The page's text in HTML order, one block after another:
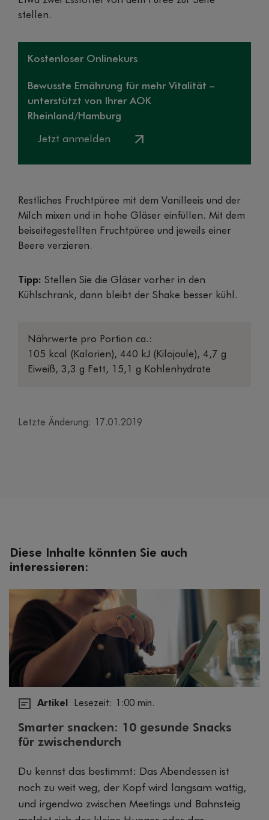
stellen.
Kostenloser Onlinekurs
Bewusste Ernährung für mehr Vitalität –
unterstützt von Ihrer AOK
Rheinland/Hamburg
Jetzt anmelden
Restliches Fruchtpüree mit dem Vanilleeis und der
Milch mixen und in hohe Gläser einfüllen. Mit dem
beiseitegestellten Fruchtpüree und jeweils einer
Beere verzieren.
Tipp: Stellen Sie die Gläser vorher in den
Kühlschrank, dann bleibt der Shake besser kühl.
Nährwerte pro Portion ca.:
105 kcal (Kalorien), 440 kJ (Kilojoule), 4,7 g
Eiweiß, 3,3 g Fett, 15,1 g Kohlenhydrate
Letzte Änderung: 17.01.2019
Diese Inhalte könnten Sie auch
interessieren:
Artikel Lesezeit: 1:00 min.
Smarter snacken: 10 gesunde Snacks
für zwischendurch
Du kennst das bestimmt: Das Abendessen ist
noch zu weit weg, der Kopf wird langsam wattig,
und irgendwo zwischen Meetings und Bahnsteig